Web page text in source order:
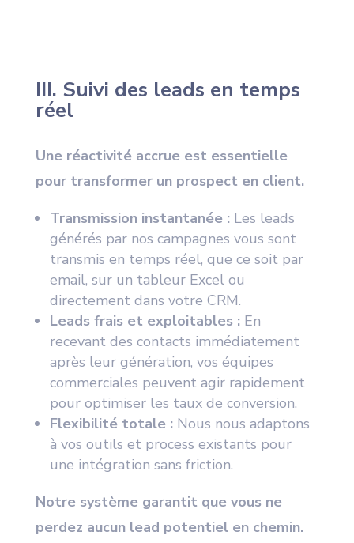
III. Suivi des leads en temps
réel
Une réactivité accrue est essentielle
pour transformer un prospect en client.
Transmission instantanée :Les leads
générés par nos campagnes vous sont
transmis en temps réel, que ce soit par
email, sur un tableur Excel ou
directement dans votre CRM.
Leads frais et exploitables :En
recevant des contacts immédiatement
après leur génération, vos équipes
commerciales peuvent agir rapidement
pour optimiser les taux de conversion.
Flexibilité totale :Nous nous adaptons
à vos outils et process existants pour
une intégration sans friction.
Notre système garantit que vous ne
perdez aucun lead potentiel en chemin.